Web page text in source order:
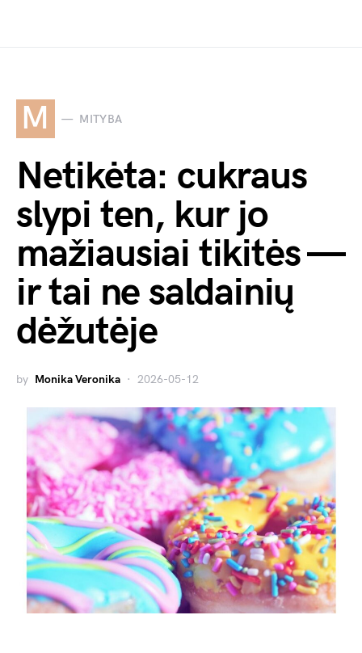
M MITYBA
Netikėta: cukraus
slypi ten, kur jo
mažiausiai tikitės —
ir tai ne saldainių
dėžutėje
by Monika Veronika 2026-05-12